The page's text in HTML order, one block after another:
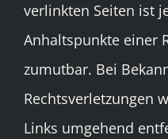
verlinkten Seiten ist
Anhaltspunkte einer
zumutbar. Bei
Rechtsverletzungen
Links umgehend